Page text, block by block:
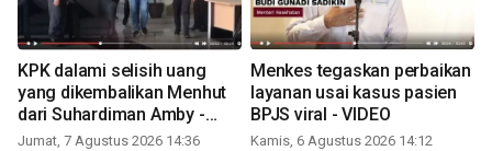
KPK dalami selisih uang
yang dikembalikan Menhut
dari Suhardiman Amby -
VIDEO
Jumat, 7 Agustus 2026 14:36
Menkes tegaskan perbaikan
layanan usai kasus pasien
BPJS viral - VIDEO
Kamis, 6 Agustus 2026 14:12